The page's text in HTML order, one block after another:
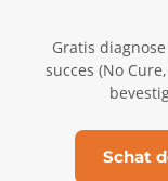
Gratis
succes (No
Schat